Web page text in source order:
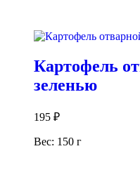
Картофель
зеленью
195 ₽
Вес: 150 г